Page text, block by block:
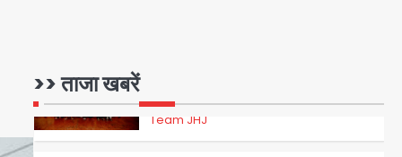
>> ताजा खबरें
2
वाले गिरोह का भंडाफोड़
Team JHJ